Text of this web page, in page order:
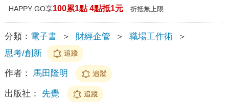
HAPPY GO享100累1點 4點抵1元 折抵無上限
分類： 電子書 ＞ 財經企管 ＞ 職場工作術
＞
思考/創新
追蹤
作者： 馬田隆明 追蹤
出版社： 先覺 追蹤